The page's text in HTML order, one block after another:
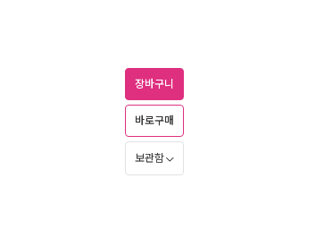
장바구니
바로구매
보관함